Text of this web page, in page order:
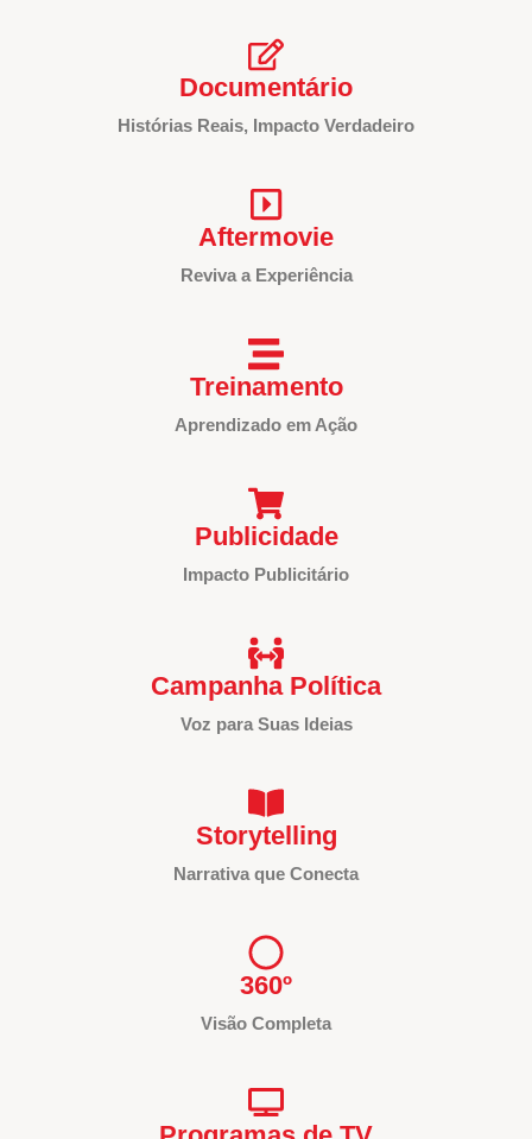
Documentário
Histórias Reais, Impacto Verdadeiro
Aftermovie
Reviva a Experiência
Treinamento
Aprendizado em Ação
Publicidade
Impacto Publicitário
Campanha Política
Voz para Suas Ideias
Storytelling
Narrativa que Conecta
360º
Visão Completa